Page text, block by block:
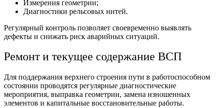
Измерения геометрии;
Диагностики рельсовых нитей.
Регулярный контроль позволяет своевременно выявлять
дефекты и снижать риск аварийных ситуаций.
Ремонт и текущее содержание ВСП
Для поддержания верхнего строения пути в работоспособном
состоянии проводятся регулярные диагностические
мероприятия, выправка геометрии, замена изношенных
элементов и капитальные восстановительные работы.